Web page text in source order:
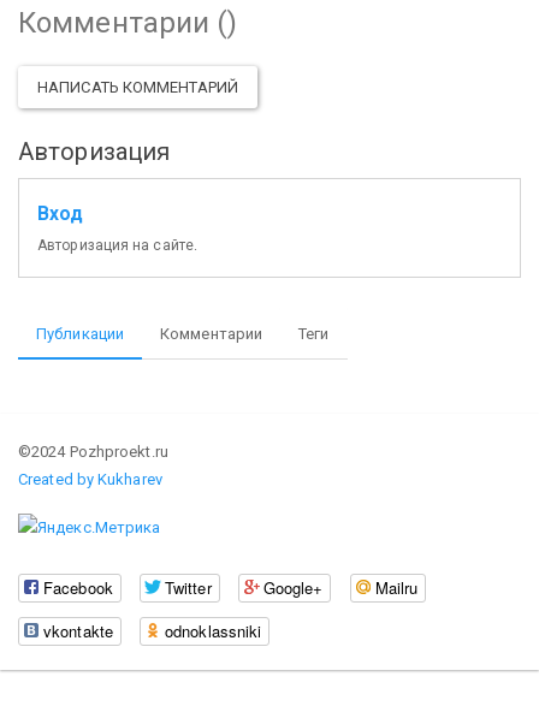
Комментарии ()
НАПИСАТЬ КОММЕНТАРИЙ
Авторизация
Вход
Авторизация на сайте.
Публикации Комментарии Теги
©2024 Pozhproekt.ru
Created by Kukharev
Facebook Twitter Google+
Mailru
vkontakte
odnoklassniki